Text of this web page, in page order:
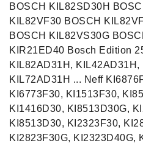
BOSCH KIL82SD30H
KIL82VF30 BOSCH
BOSCH KIL82VS30G
KIR21ED40 Bosch Edition
KIL82AD31H, KIL42AD31H,
KIL72AD31H ... Neff
KI6773F30, KI1513F30,
KI1416D30, KI8513D30G,
KI8513D30, KI2323F30,
KI2823F30G, KI2323D40G,